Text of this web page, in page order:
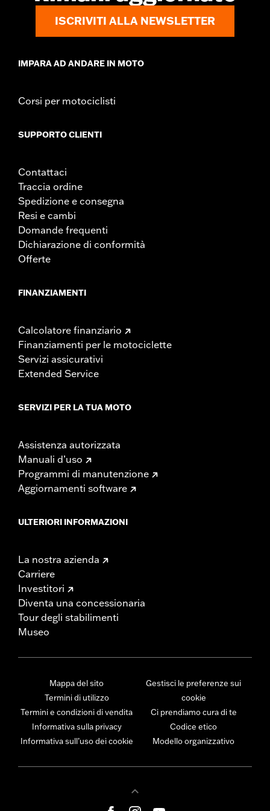
ISCRIVITI ALLA NEWSLETTER
IMPARA AD ANDARE IN MOTO
Corsi per motociclisti
SUPPORTO CLIENTI
Contattaci
Traccia ordine
Spedizione e consegna
Resi e cambi
Domande frequenti
Dichiarazione di conformità
Offerte
FINANZIAMENTI
Calcolatore finanziario
Finanziamenti per le motociclette
Servizi assicurativi
Extended Service
SERVIZI PER LA TUA MOTO
Assistenza autorizzata
Manuali d’uso
Programmi di manutenzione
Aggiornamenti software
ULTERIORI INFORMAZIONI
La nostra azienda
Carriere
Investitori
Diventa una concessionaria
Tour degli stabilimenti
Museo
Mappa del sito
Termini di utilizzo
Termini e condizioni di vendita
Informativa sulla privacy
Informativa sull’uso dei cookie
Gestisci le preferenze sui
cookie
Ci prendiamo cura di te
Codice etico
Modello organizzativo